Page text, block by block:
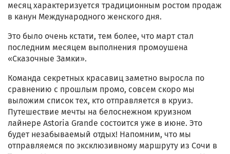
месяц характеризуется традиционным ростом продаж
в канун Международного женского дня.
Это было очень кстати, тем более, что март стал
последним месяцем выполнения промоушена
«Сказочные Замки».
Команда секретных красавиц заметно выросла по
сравнению с прошлым промо, совсем скоро мы
выложим список тех, кто отправляется в круиз.
Путешествие мечты на белоснежном круизном
лайнере Astoria Grande состоится уже в июне. Это
будет незабываемый отдых! Напомним, что мы
отправляемся по эксклюзивному маршруту из Сочи в